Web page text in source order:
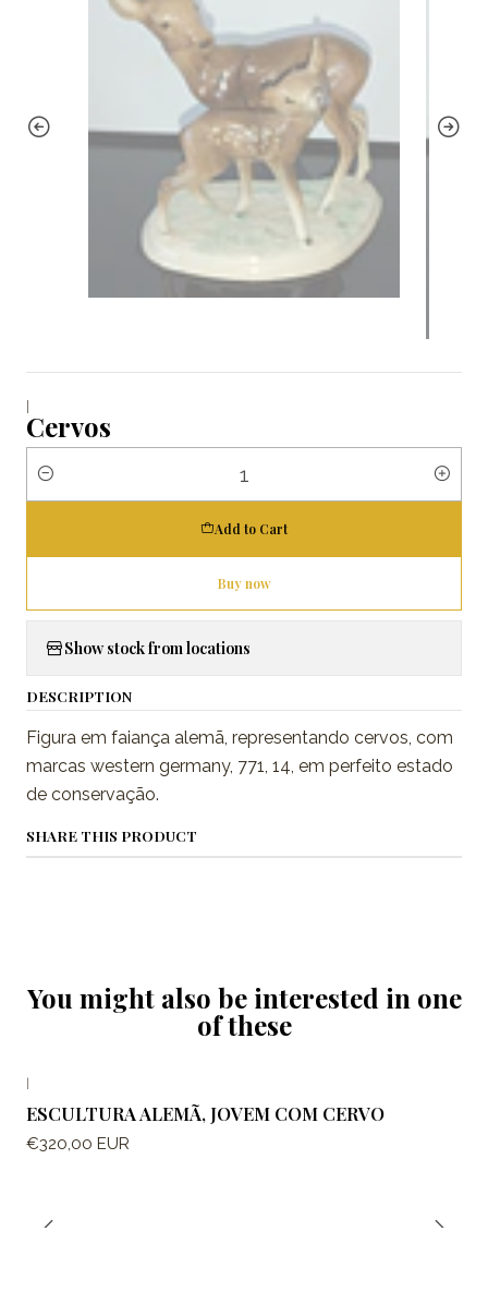
|
Cervos
Quantity
Add to Cart
Buy now
Show stock from locations
DESCRIPTION
Figura em faiança alemã, representando cervos, com
marcas western germany, 771, 14, em perfeito estado
de conservação.
SHARE THIS PRODUCT
You might also be interested in one
of these
|
ESCULTURA ALEMÃ, JOVEM COM CERVO
€320,00 EUR